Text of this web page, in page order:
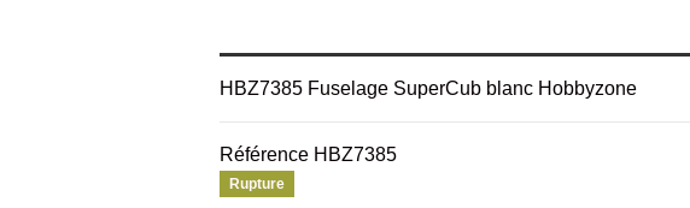
HBZ7385 Fuselage SuperCub blanc Hobbyzone
Référence HBZ7385
Rupture